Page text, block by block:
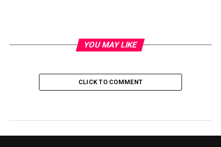
YOU MAY LIKE
CLICK TO COMMENT